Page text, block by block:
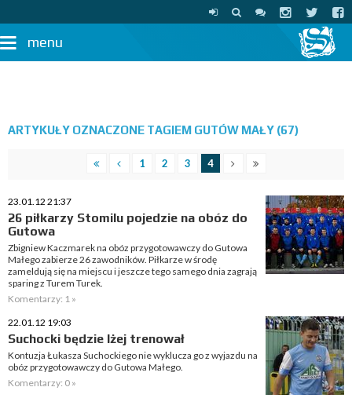
menu
ARTYKUŁY OZNACZONE TAGIEM GUTÓW MAŁY (67)
1 2 3 4
23.01.12 21:37
26 piłkarzy Stomilu pojedzie na obóz do
Gutowa
Zbigniew Kaczmarek na obóz przygotowawczy do Gutowa
Małego zabierze 26 zawodników. Piłkarze w środę
zameldują się na miejscu i jeszcze tego samego dnia zagrają
sparing z Turem Turek.
Komentarzy: 1 »
22.01.12 19:03
Suchocki będzie lżej trenował
Kontuzja Łukasza Suchockiego nie wyklucza go z wyjazdu na
obóz przygotowawczy do Gutowa Małego.
Komentarzy: 0 »